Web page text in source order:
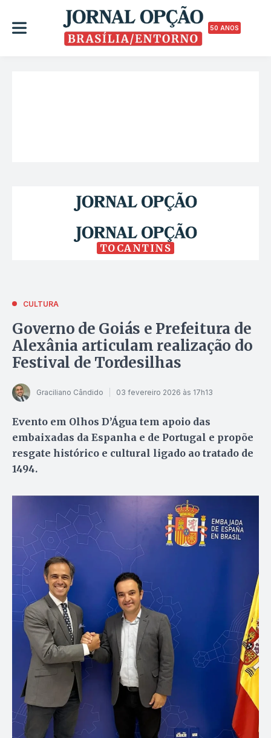
50 ANOS
TOCANTINS
CULTURA
Governo de Goiás e Prefeitura de
Alexânia articulam realização do
Festival de Tordesilhas
Graciliano Cândido 03 fevereiro 2026 às 17h13
Evento em Olhos D’Água tem apoio das
embaixadas da Espanha e de Portugal e propõe
resgate histórico e cultural ligado ao tratado de
1494.